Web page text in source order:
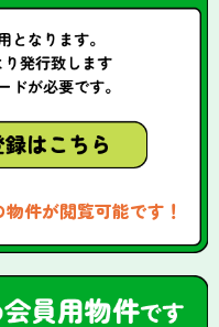
物件が閲覧可能です！